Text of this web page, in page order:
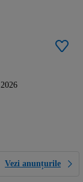
2026
Vezi anunțurile